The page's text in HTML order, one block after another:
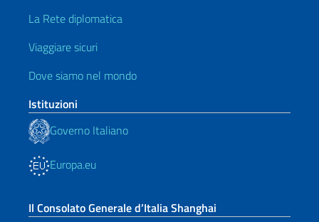
La Rete diplomatica
Viaggiare sicuri
Dove siamo nel mondo
Istituzioni
Governo Italiano
Europa.eu
Il Consolato Generale d’Italia Shanghai